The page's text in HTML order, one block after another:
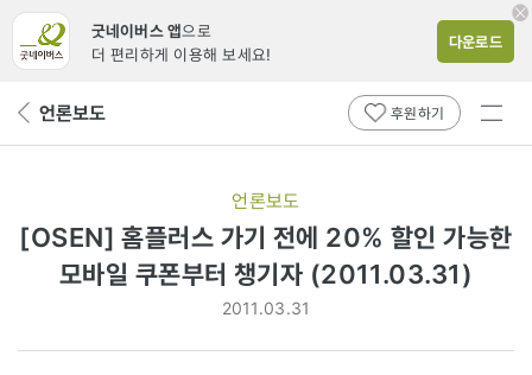
굿네이버스 앱으로
더 편리하게 이용해 보세요!
다운로드
뒤 언론보도 후원하기
전체
언론보도
[OSEN] 홈플러스 가기 전에 20% 할인 가능한
모바일 쿠폰부터 챙기자 (2011.03.31)
2011.03.31